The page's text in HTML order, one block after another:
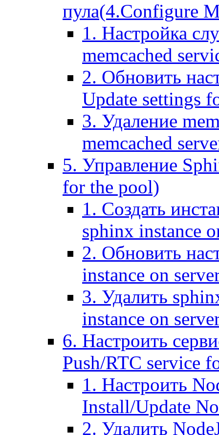
пула(4.Configure
1. Настройка
memcached
2. Обновить
Update settings
3. Удаление
memcached
5. Управление
for the pool)
1. Создать
sphinx instance
2. Обновить
instance on
3. Удалить
instance on
6. Настроить
Push/RTC service
1. Настроить
Install/Update
2. Удалить